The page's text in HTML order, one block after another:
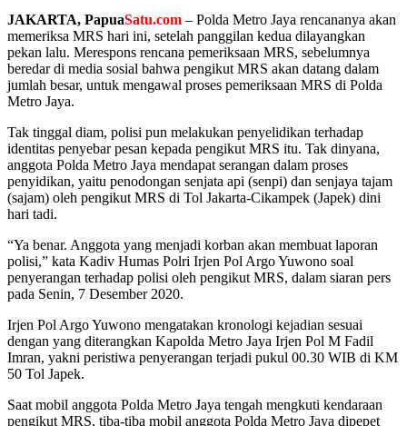
JAKARTA, PapuaSatu.com – Polda Metro Jaya rencananya akan
memeriksa MRS hari ini, setelah panggilan kedua dilayangkan
pekan lalu. Merespons rencana pemeriksaan MRS, sebelumnya
beredar di media sosial bahwa pengikut MRS akan datang dalam
jumlah besar, untuk mengawal proses pemeriksaan MRS di Polda
Metro Jaya.
Tak tinggal diam, polisi pun melakukan penyelidikan terhadap
identitas penyebar pesan kepada pengikut MRS itu. Tak dinyana,
anggota Polda Metro Jaya mendapat serangan dalam proses
penyidikan, yaitu penodongan senjata api (senpi) dan senjaya tajam
(sajam) oleh pengikut MRS di Tol Jakarta-Cikampek (Japek) dini
hari tadi.
“Ya benar. Anggota yang menjadi korban akan membuat laporan
polisi,” kata Kadiv Humas Polri Irjen Pol Argo Yuwono soal
penyerangan terhadap polisi oleh pengikut MRS, dalam siaran pers
pada Senin, 7 Desember 2020.
Irjen Pol Argo Yuwono mengatakan kronologi kejadian sesuai
dengan yang diterangkan Kapolda Metro Jaya Irjen Pol M Fadil
Imran, yakni peristiwa penyerangan terjadi pukul 00.30 WIB di KM
50 Tol Japek.
Saat mobil anggota Polda Metro Jaya tengah mengkuti kendaraan
pengikut MRS, tiba-tiba mobil anggota Polda Metro Jaya dipepet